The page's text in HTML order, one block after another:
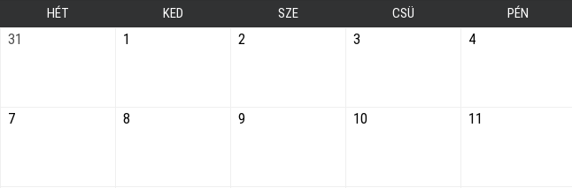
e
t
p
HÉT KED SZE CSÜ PÉN
31 1 2 3 4
7 8 9 10 11